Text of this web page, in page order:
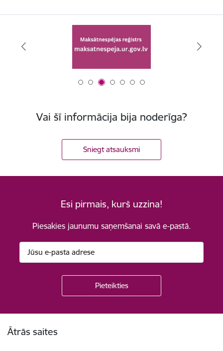
Vai šī informācija bija noderīga?
Sniegt atsauksmi
Esi pirmais, kurš uzzina!
Piesakies jaunumu saņemšanai savā e-pastā.
Ātrās saites